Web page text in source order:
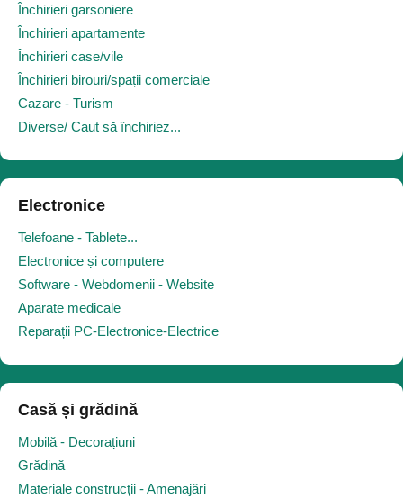
Închirieri garsoniere
Închirieri apartamente
Închirieri case/vile
Închirieri birouri/spații comerciale
Cazare - Turism
Diverse/ Caut să închiriez...
Electronice
Telefoane - Tablete...
Electronice și computere
Software - Webdomenii - Website
Aparate medicale
Reparații PC-Electronice-Electrice
Casă și grădină
Mobilă - Decorațiuni
Grădină
Materiale construcții - Amenajări